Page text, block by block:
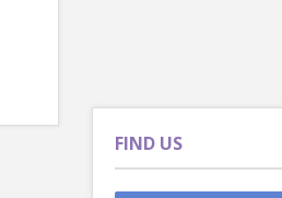
FIND US